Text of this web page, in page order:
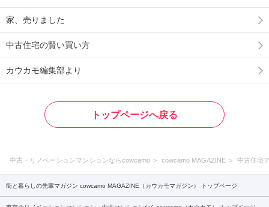
家、売りました
中古住宅の賢い買い方
カウカモ編集部より
トップページへ戻る
中古・リノベーションマンションならcowcamo cowcamo MAGAZINE 中古住宅
街と暮らしの先輩マガジン cowcamo MAGAZINE（カウカモマガジン） トップページ